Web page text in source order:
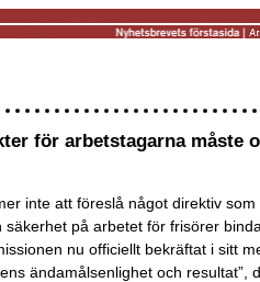
för arbetstagarna måste
inte att föreslå något direktiv
på arbetet för frisörer
nu officiellt bekräftat i sitt
ändamålsenlighet och resultat”,